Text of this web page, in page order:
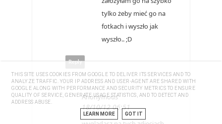
tylko żeby mieć go na
fotkach i wyszło jak
wyszło.. ;D
Reply
Anonymous
18/10/12 06:51
THIS SITE USES COOKIES FROM GOOGLE TO DELIVER ITS SERVICES AND TO
ANALYZE TRAFFIC. YOUR IP ADDRESS AND USER-AGENT ARE SHARED WITH
GOOGLE ALONG WITH PERFORMANCE AND SECURITY METRICS TO ENSURE
QUALITY OF SERVICE, GENERATE USAGE STATISTICS, AND TO DETECT AND
ADDRESS ABUSE.
LEARN MORE GOT IT